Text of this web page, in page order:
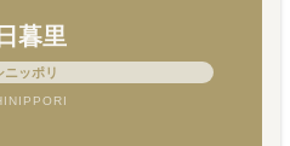
暮里
ニッポリ